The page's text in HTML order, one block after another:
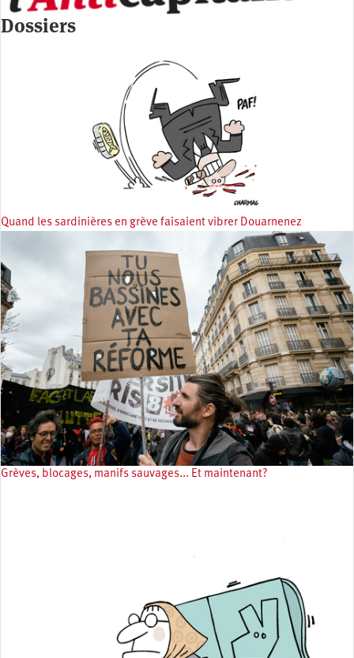
Dossiers
Quand les sardinières en grève faisaient vibrer Douarnenez
Grèves, blocages, manifs sauvages... Et maintenant?